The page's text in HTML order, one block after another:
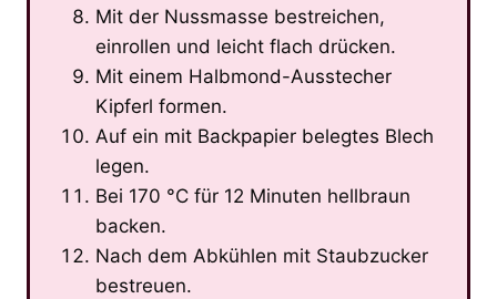
Mit der Nussmasse bestreichen,
einrollen und leicht flach drücken.
Mit einem Halbmond-Ausstecher
Kipferl formen.
Auf ein mit Backpapier belegtes Blech
legen.
Bei 170 °C für 12 Minuten hellbraun
backen.
Nach dem Abkühlen mit Staubzucker
bestreuen.